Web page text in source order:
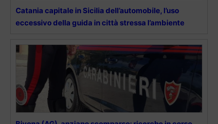
Catania capitale in Sicilia dell’automobile, l’uso
eccessivo della guida in città stressa l’ambiente